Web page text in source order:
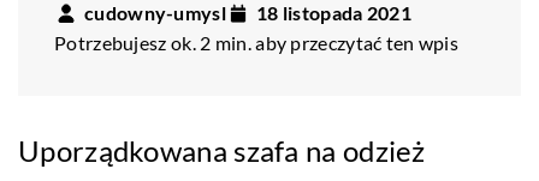
cudowny-umysl
18 listopada 2021
Potrzebujesz ok. 2 min. aby przeczytać ten wpis
Uporządkowana szafa na odzież